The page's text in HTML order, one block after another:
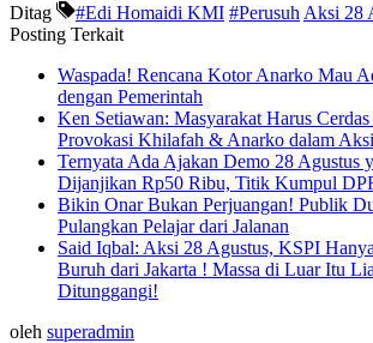
Ditag
#Edi Homaidi KMI #Perusuh Aksi 28
Posting Terkait
Waspada! Rencana Kotor Anarko Mau
dengan Pemerintah
Ken Setiawan: Masyarakat Harus
Provokasi Khilafah & Anarko dalam
Ternyata Ada Ajakan Demo 28 Agustus
Dijanjikan Rp50 Ribu, Titik Kumpul
Bikin Onar Bukan Perjuangan! Publik
Pulangkan Pelajar dari Jalanan
Said Iqbal: Aksi 28 Agustus, KSPI
Buruh dari Jakarta ! Massa di Luar Itu
Ditunggangi!
oleh superadmin